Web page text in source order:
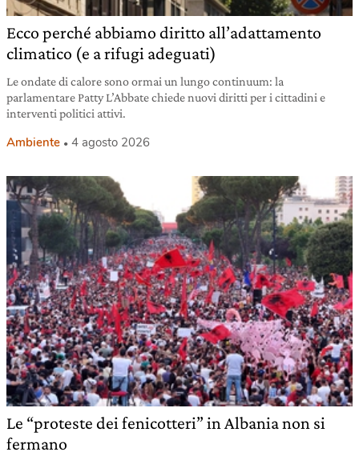
Ecco perché abbiamo diritto all’adattamento
climatico (e a rifugi adeguati)
Le ondate di calore sono ormai un lungo continuum: la
parlamentare Patty L’Abbate chiede nuovi diritti per i cittadini e
interventi politici attivi.
Ambiente 4 agosto 2026
Le “proteste dei fenicotteri” in Albania non si
fermano